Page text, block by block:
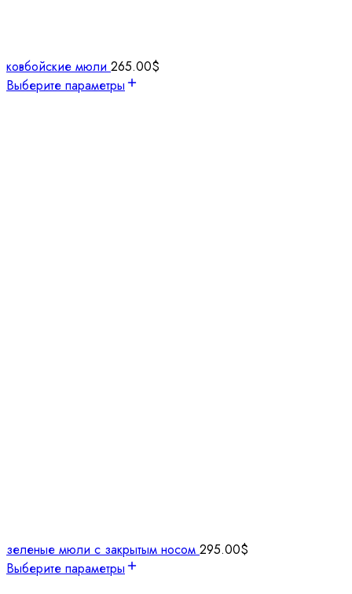
ковбойские мюли 265.00$
Выберите параметры
зеленые мюли с закрытым носом 295.00$
Выберите параметры